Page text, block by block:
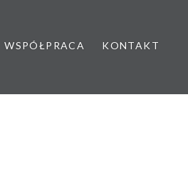
WSPÓŁPRACA KONTAKT